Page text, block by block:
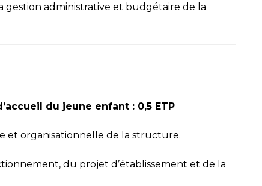
gestion administrative et budgétaire de la
du jeune enfant : 0,5 ETP
et organisationnelle de la structure.
du projet d’établissement et de la